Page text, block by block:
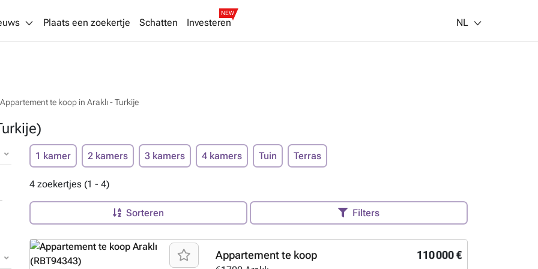
Plaats een zoekertje Schatten Investeren
NEW
NL
Appartement te koop in Araklı - Turkije
1 kamer 2 kamers 3 kamers 4 kamers Tuin Terras
4 zoekertjes (1 - 4)
Sorteren Filters
110 000 €
Appartement te koop